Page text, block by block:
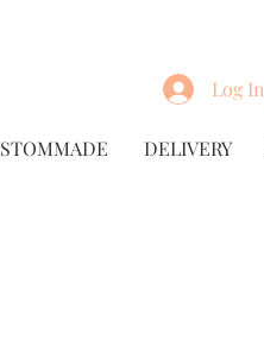
Log In
DELIVERY